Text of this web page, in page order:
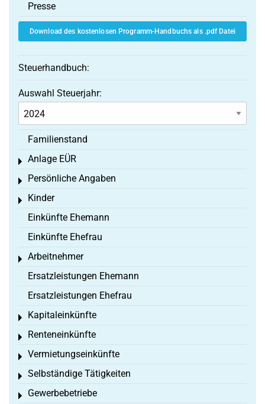
Presse
Download des kostenlosen Programm-Handbuchs als .pdf Datei
Steuerhandbuch:
Auswahl Steuerjahr:
Familienstand
Anlage EÜR
Toggle menu
Persönliche Angaben
Toggle menu
Kinder
Toggle menu
Einkünfte Ehemann
Einkünfte Ehefrau
Arbeitnehmer
Toggle menu
Ersatzleistungen Ehemann
Ersatzleistungen Ehefrau
Kapitaleinkünfte
Toggle menu
Renteneinkünfte
Toggle menu
Vermietungseinkünfte
Toggle menu
Selbständige Tätigkeiten
Toggle menu
Gewerbebetriebe
Toggle menu